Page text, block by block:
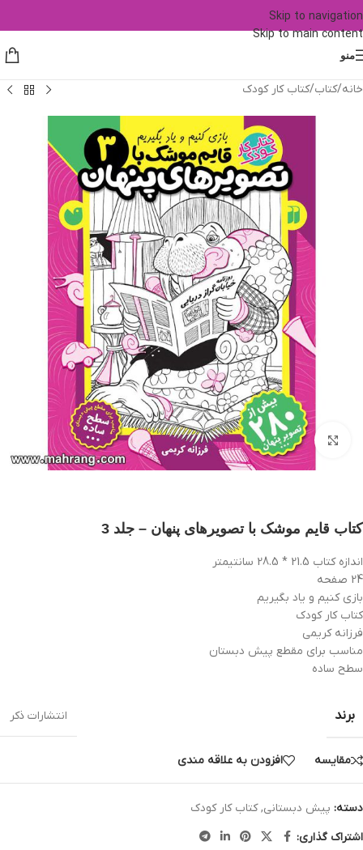
Skip to navigation
Skip to main content
منو
خانه/کتاب/کتاب کار کودک
بزرگنمایی تصویر
کتاب قایم موشک با تصویرهای پنهان – جلد 3
اندازه کتاب 21.5 * 28.5 سانتیمتر
24 صفحه
بازی کنیم و یاد بگیریم
کتاب کار کودک
فرزانه کریمی
مناسب برای مقطع پیش دبستان
سطح ساده
برند انتشارات ذکر
مقایسه افزودن به علاقه مندی
دسته: پیش دبستانی, کتاب کار کودک
اشتراک گذاری: